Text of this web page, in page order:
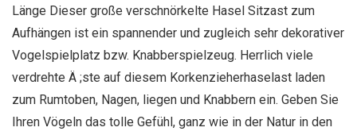
Länge Dieser große verschnörkelte Hasel Sitzast zum
Aufhängen ist ein spannender und zugleich sehr dekorativer
Vogelspielplatz bzw. Knabberspielzeug. Herrlich viele
verdrehte Ä ;ste auf diesem Korkenzieherhaselast laden
zum Rumtoben, Nagen, liegen und Knabbern ein. Geben Sie
Ihren Vögeln das tolle Gefühl, ganz wie in der Natur in den